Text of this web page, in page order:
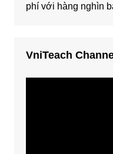
phí với hàng nghìn
VniTeach